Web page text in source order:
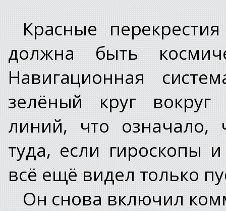
Красные
должна быть
Навигационная
зелёный круг вокруг
линий, что означало,
туда, если гироскопы
всё ещё видел только
Он снова включил